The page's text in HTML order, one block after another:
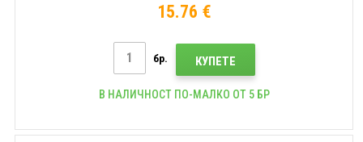
15.76 €
бр. КУПЕТЕ
В НАЛИЧНОСТ ПО-МАЛКО ОТ 5 БР